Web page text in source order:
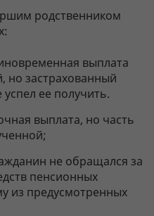
родственником
выплата
но застрахованный
ее получить.
выплата, но часть
не обращался за
пенсионных
из предусмотренных